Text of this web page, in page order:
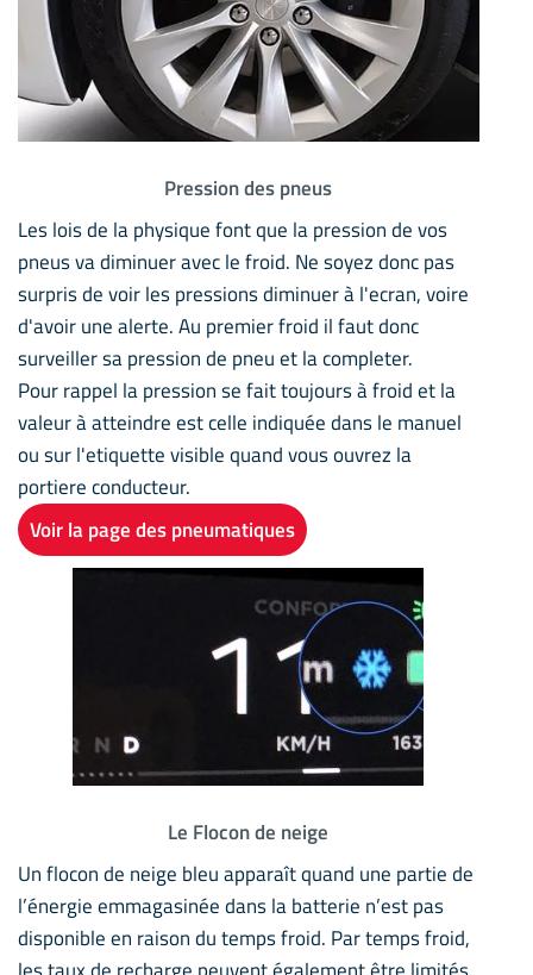
Pression des pneus
Les lois de la physique font que la pression de vos
pneus va diminuer avec le froid. Ne soyez donc pas
surpris de voir les pressions diminuer à l'ecran, voire
d'avoir une alerte. Au premier froid il faut donc
surveiller sa pression de pneu et la completer.
Pour rappel la pression se fait toujours à froid et la
valeur à atteindre est celle indiquée dans le manuel
ou sur l'etiquette visible quand vous ouvrez la
portiere conducteur.
Voir la page des pneumatiques
Le Flocon de neige
Un flocon de neige bleu apparaît quand une partie de
l’énergie emmagasinée dans la batterie n’est pas
disponible en raison du temps froid. Par temps froid,